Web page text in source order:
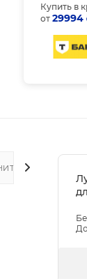
Купить в
от29994